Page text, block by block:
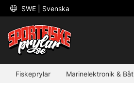
SWE | Svenska
Fiskeprylar Marinelektronik & Båt